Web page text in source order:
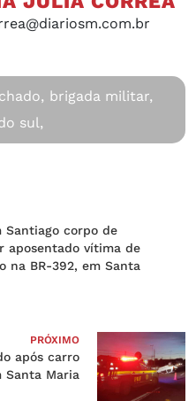
brigada militar,
sul,
Santiago corpo de
aposentado vítima de
na BR-392, em Santa
PRÓXIMO
após carro
Santa Maria